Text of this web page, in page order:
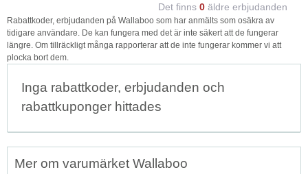
Det finns 0 äldre erbjudanden
Rabattkoder, erbjudanden på Wallaboo som har anmälts som osäkra av
tidigare användare. De kan fungera med det är inte säkert att de fungerar
längre. Om tillräckligt många rapporterar att de inte fungerar kommer vi att
plocka bort dem.
Inga rabattkoder, erbjudanden och
rabattkuponger hittades
Mer om varumärket Wallaboo